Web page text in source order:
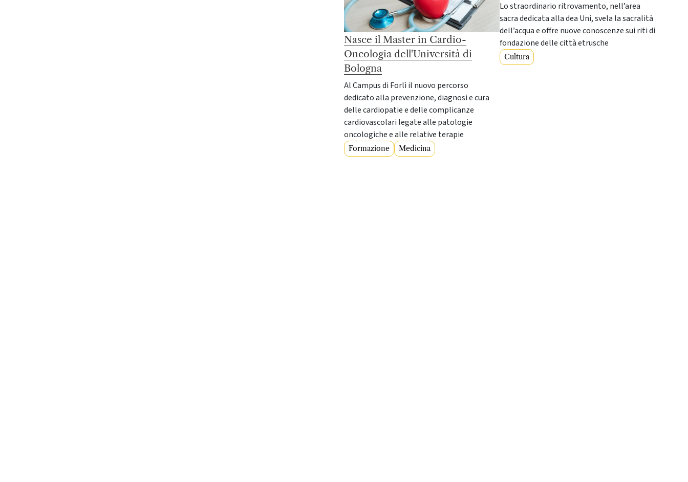
Nasce il Master in Cardio-
Oncologia dell'Università di
Bologna
Al Campus di Forlì il nuovo percorso
dedicato alla prevenzione, diagnosi e cura
delle cardiopatie e delle complicanze
cardiovascolari legate alle patologie
oncologiche e alle relative terapie
Formazione Medicina
Lo straordinario ritrovamento, nell’area
sacra dedicata alla dea Uni, svela la sacralità
dell’acqua e offre nuove conoscenze sui riti di
fondazione delle città etrusche
Cultura